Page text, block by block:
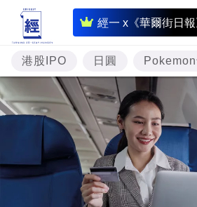
經一 x《華爾街日報
即
時
財
經
專
題
投
資
樓
港股IPO 日圓